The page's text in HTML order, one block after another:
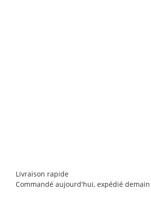
Livraison rapide
Commandé aujourd'hui, expédié demain